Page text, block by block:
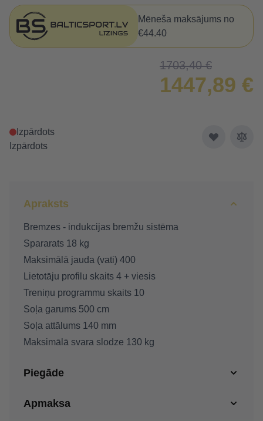
Mēneša maksājums no
€44.40
1703,40 €
1447,89 €
Izpārdots
Izpārdots
Apraksts
Bremzes - indukcijas bremžu sistēma
Spararats 18 kg
Maksimālā jauda (vati) 400
Lietotāju profilu skaits 4 + viesis
Treniņu programmu skaits 10
Soļa garums 500 cm
Soļa attālums 140 mm
Maksimālā svara slodze 130 kg
Piegāde
Apmaksa